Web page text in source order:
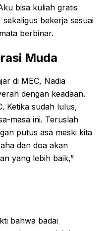
bisa kuliah gratis
bekerja sesuai
berbinar.
Muda
di MEC, Nadia
dengan keadaan.
Ketika sudah lulus,
masa ini. Teruslah
putus asa meski kita
dan doa akan
yang lebih baik,”
bahwa badai